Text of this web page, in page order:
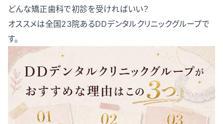
どんな矯正歯科で初診を受ければいい？
オススメは全国23院あるDDデンタルクリニックグループで
す。